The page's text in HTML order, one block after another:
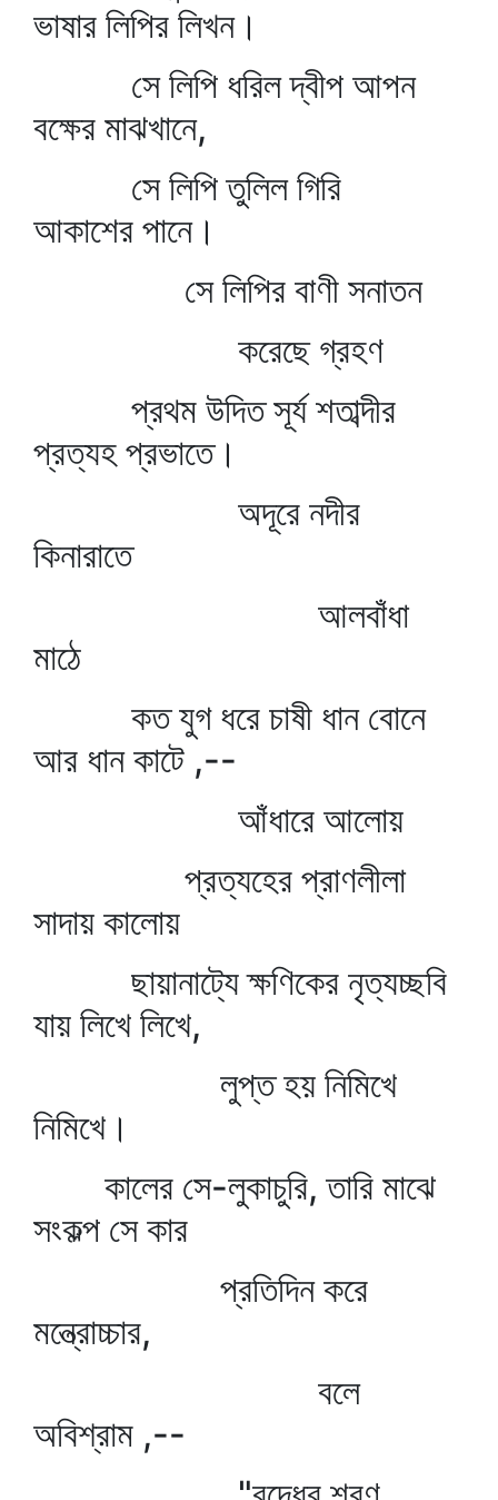
ভাষার লিপির লিখন।
সে লিপি ধরিল দ্বীপ আপন
বক্ষের মাঝখানে,
সে লিপি তুলিল গিরি
আকাশের পানে।
সে লিপির বাণী সনাতন
করেছে গ্রহণ
প্রথম উদিত সূর্য শতাব্দীর
প্রত্যহ প্রভাতে।
অদূরে নদীর
কিনারাতে
আলবাঁধা
মাঠে
কত যুগ ধরে চাষী ধান বোনে
আর ধান কাটে ,--
আঁধারে আলোয়
প্রত্যহের প্রাণলীলা
সাদায় কালোয়
ছায়ানাট্যে ক্ষণিকের নৃত্যচ্ছবি
যায় লিখে লিখে,
লুপ্ত হয় নিমিখে
নিমিখে।
কালের সে-লুকাচুরি, তারি মাঝে
সংকল্প সে কার
প্রতিদিন করে
মন্ত্রোচ্চার,
বলে
অবিশ্রাম ,--